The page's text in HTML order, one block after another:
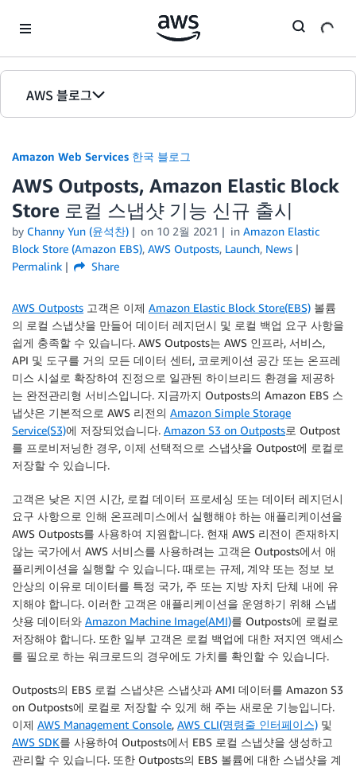
AWS 블로그
홈
에디션
Amazon Web Services 한국 블로그
AWS Outposts, Amazon Elastic Block
Store 로컬 스냅샷 기능 신규 출시
by Channy Yun (윤석찬) on 10 2월 2021 in Amazon Elastic
Block Store (Amazon EBS), AWS Outposts, Launch, News
Permalink
Share
AWS Outposts 고객은 이제 Amazon Elastic Block Store(EBS) 볼륨
의 로컬 스냅샷을 만들어 데이터 레지던시 및 로컬 백업 요구 사항을
쉽게 충족할 수 있습니다. AWS Outposts는 AWS 인프라, 서비스,
API 및 도구를 거의 모든 데이터 센터, 코로케이션 공간 또는 온프레
미스 시설로 확장하여 진정으로 일관된 하이브리드 환경을 제공하
는 완전관리형 서비스입니다. 지금까지 Outposts의 Amazon EBS 스
냅샷은 기본적으로 AWS 리전의 Amazon Simple Storage
Service(S3)에 저장되었습니다. Amazon S3 on Outposts로 Outpost
를 프로비저닝한 경우, 이제 선택적으로 스냅샷을 Outpost에 로컬로
저장할 수 있습니다.
고객은 낮은 지연 시간, 로컬 데이터 프로세싱 또는 데이터 레지던시
요구 사항으로 인해 온프레미스에서 실행해야 하는 애플리케이션을
AWS Outposts를 사용하여 지원합니다. 현재 AWS 리전이 존재하지
않는 국가에서 AWS 서비스를 사용하려는 고객은 Outposts에서 애
플리케이션을 실행할 수 있습니다. 때로는 규제, 계약 또는 정보 보
안상의 이유로 데이터를 특정 국가, 주 또는 지방 자치 단쳬 내에 유
지해야 합니다. 이러한 고객은 애플리케이션을 운영하기 위해 스냅
샷용 데이터와 Amazon Machine Image(AMI)를 Outposts에 로컬로
저장해야 합니다. 또한 일부 고객은 로컬 백업에 대한 저지연 액세스
를 필요로 하는 워크로드의 경우에도 가치를 확인할 수 있습니다.
Outposts의 EBS 로컬 스냅샷은 스냅샷과 AMI 데이터를 Amazon S3
on Outposts에 로컬로 저장할 수 있게 해 주는 새로운 기능입니다.
이제 AWS Management Console, AWS CLI(명령줄 인터페이스) 및
AWS SDK를 사용하여 Outposts에서 EBS 로컬 스냅샷을 생성하고
관리할 수 있습니다. 또한 Outposts의 EBS 볼륨에 대한 스냅샷을 계